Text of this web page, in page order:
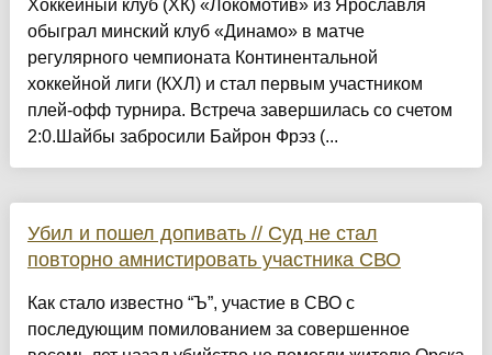
Хоккейный клуб (ХК) «Локомотив» из Ярославля
обыграл минский клуб «Динамо» в матче
регулярного чемпионата Континентальной
хоккейной лиги (КХЛ) и стал первым участником
плей-офф турнира. Встреча завершилась со счетом
2:0.Шайбы забросили Байрон Фрэз (...
Убил и пошел допивать // Суд не стал
повторно амнистировать участника СВО
Как стало известно “Ъ”, участие в СВО с
последующим помилованием за совершенное